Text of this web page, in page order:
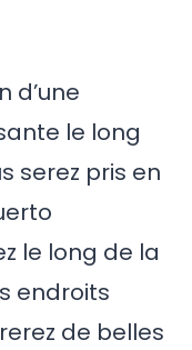
d’une
le long
serez pris en
le long de la
endroits
de belles